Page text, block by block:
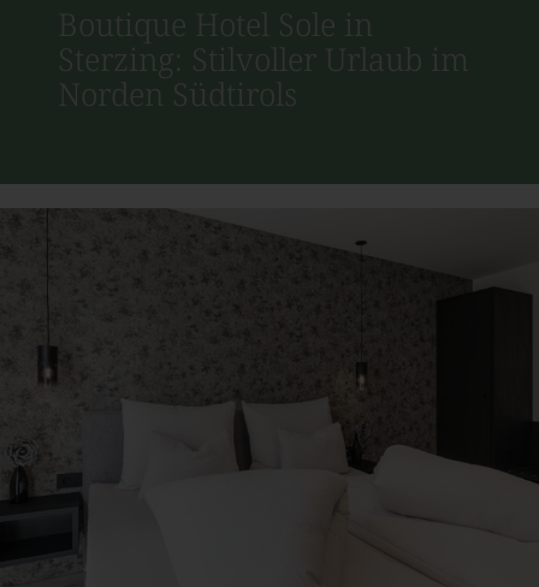
Boutique Hotel Sole in
Sterzing: Stilvoller Urlaub im
Norden Südtirols